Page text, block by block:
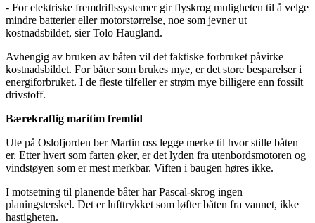
- For elektriske fremdriftssystemer gir flyskrog muligheten til å velge
mindre batterier eller motorstørrelse, noe som jevner ut
kostnadsbildet, sier Tolo Haugland.
Avhengig av bruken av båten vil det faktiske forbruket påvirke
kostnadsbildet. For båter som brukes mye, er det store besparelser i
energiforbruket. I de fleste tilfeller er strøm mye billigere enn fossilt
drivstoff.
Bærekraftig maritim fremtid
Ute på Oslofjorden ber Martin oss legge merke til hvor stille båten
er. Etter hvert som farten øker, er det lyden fra utenbordsmotoren og
vindstøyen som er mest merkbar. Viften i baugen høres ikke.
I motsetning til planende båter har Pascal-skrog ingen
planingsterskel. Det er lufttrykket som løfter båten fra vannet, ikke
hastigheten.